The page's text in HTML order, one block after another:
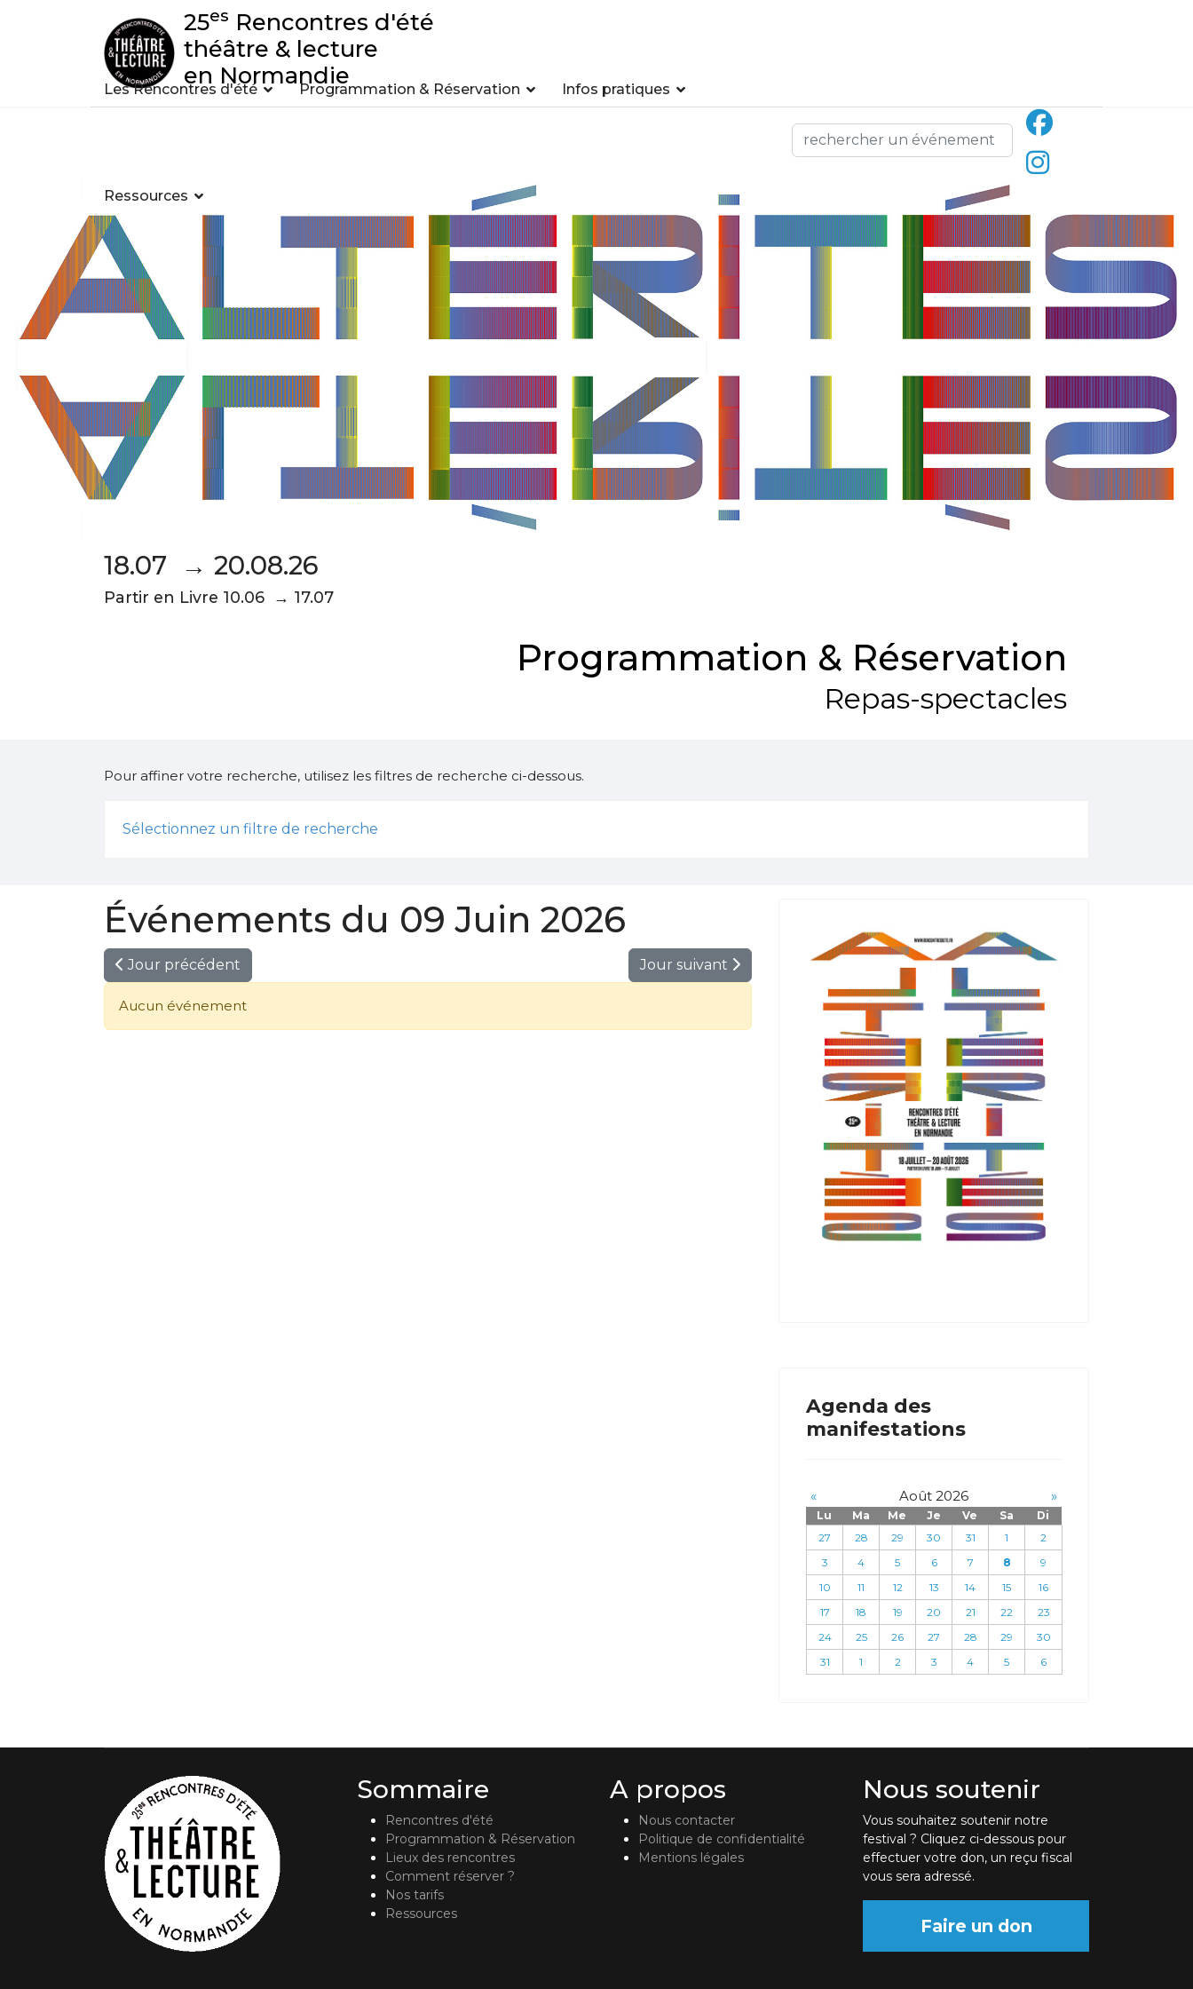
25es Rencontres d'été
théâtre & lecture
en Normandie
Les Rencontres d'été Programmation & Réservation Infos pratiques
Ressources
18.07 → 20.08.26
Partir en Livre 10.06 → 17.07
Programmation & Réservation
Repas-spectacles
Pour affiner votre recherche, utilisez les filtres de recherche ci-dessous.
Sélectionnez un filtre de recherche
Événements du 09 Juin 2026
Jour précédent Jour suivant
Aucun événement
Agenda des
manifestations
« Août 2026 »
Lu Ma Me Je Ve Sa
Di
27
28 29 30 31 1
2
3
4 5 6 7 8
9
10
11 12 13 14 15
16
17
18 19 20 21 22
23
24
25 26 27 28 29
30
31
1 2 3 4 5 6
Sommaire
Rencontres d'été
Programmation & Réservation
Lieux des rencontres
Comment réserver ?
Nos tarifs
Ressources
A propos
Nous contacter
Politique de confidentialité
Mentions légales
Nous soutenir
Vous souhaitez soutenir notre
festival ? Cliquez ci-dessous pour
effectuer votre don, un reçu fiscal
vous sera adressé.
Faire un don